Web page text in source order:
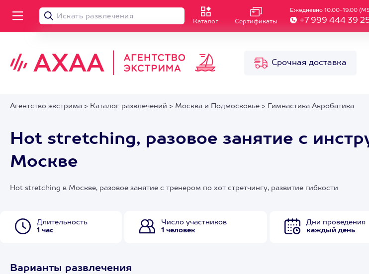
Каталог Сертификаты
Ежедневно 10.00-19.00
+7 999 444 39
Срочная доставка
Агентство экстрима > Каталог развлечений > Москва и Подмосковье > Гимнастика Акробатика
Hot stretching, разовое занятие с
Москве
Hot stretching в Москве, разовое занятие с тренером по хот стретчингу, развитие гибкости
Длительность
1 час
Число участников
1 человек
Дни проведения
каждый день
Варианты развлечения